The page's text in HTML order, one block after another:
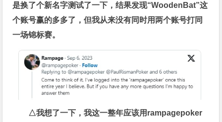
是换了个新名字测试了一下，结果发现“WoodenBat”这
个账号赢的多多了，但我从来没有同时用两个账号打同
一场锦标赛。
△我想了一下，我这一整年应该用rampagepoker